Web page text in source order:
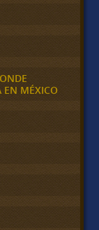
EN MÉXICO